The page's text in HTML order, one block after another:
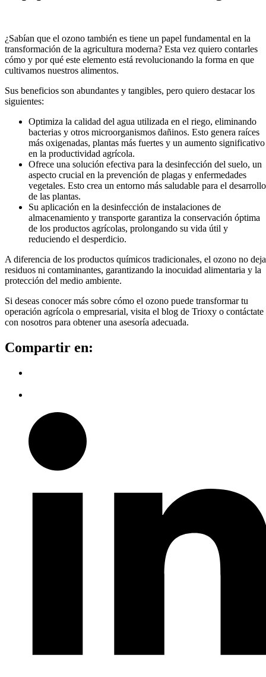
¿Sabían que el ozono también es tiene un papel fundamental en la
transformación de la agricultura moderna? Esta vez quiero contarles
cómo y por qué este elemento está revolucionando la forma en que
cultivamos nuestros alimentos.
Sus beneficios son abundantes y tangibles, pero quiero destacar los
siguientes:
Optimiza la calidad del agua utilizada en el riego, eliminando
bacterias y otros microorganismos dañinos. Esto genera raíces
más oxigenadas, plantas más fuertes y un aumento significativo
en la productividad agrícola.
Ofrece una solución efectiva para la desinfección del suelo, un
aspecto crucial en la prevención de plagas y enfermedades
vegetales. Esto crea un entorno más saludable para el desarrollo
de las plantas.
Su aplicación en la desinfección de instalaciones de
almacenamiento y transporte garantiza la conservación óptima
de los productos agrícolas, prolongando su vida útil y
reduciendo el desperdicio.
A diferencia de los productos químicos tradicionales, el ozono no deja
residuos ni contaminantes, garantizando la inocuidad alimentaria y la
protección del medio ambiente.
Si deseas conocer más sobre cómo el ozono puede transformar tu
operación agrícola o empresarial, visita el blog de Trioxy o contáctate
con nosotros para obtener una asesoría adecuada.
Compartir en: